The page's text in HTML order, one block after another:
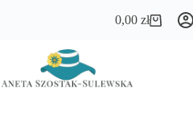
Koszyk
0,00zł